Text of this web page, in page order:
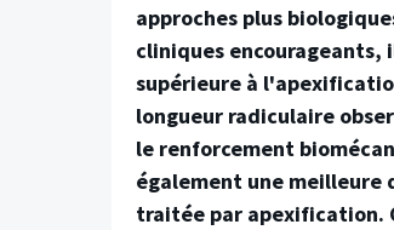
approches plus
cliniques
supérieure à
longueur radiculaire
le renforcement
également une meilleure
traitée par apexification.